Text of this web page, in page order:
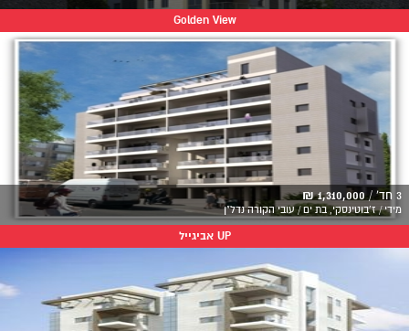
Golden View
3 חד' / 1,310,000 ₪
מידי / ז'בוטינסקי, בת ים / עובי הקורה נדל"ן
UP אביגייל